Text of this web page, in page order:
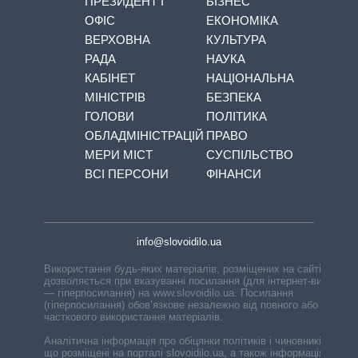
ОФІС
ВЕРХОВНА
РАДА
КАБІНЕТ
МІНІСТРІВ
ГОЛОВИ
ОБЛАДМІНІСТРАЦІЙ
МЕРИ МІСТ
ВСІ ПЕРСОНИ
ЕКОНОМІКА
КУЛЬТУРА
НАУКА
НАЦІОНАЛЬНА
БЕЗПЕКА
ПОЛІТИКА
ПРАВО
СУСПІЛЬСТВО
ФІНАНСИ
info@slovoidilo.ua
Використання будь-яких матеріалів, розміщених на сайті,
дозволяється при вказуванні посилання (для інтернет-видань
— гіперпосилання) на www.slovoidilo.ua. Посилання
(гіперпосилання) обов’язкове незалежно від повного або
часткового використання матеріалів.
Аналітична інформація про обіцянки політиків і чиновників,
що розміщені на порталі slovoidilo.ua, а також інформація про